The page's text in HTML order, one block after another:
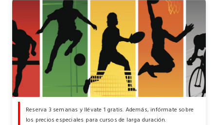
Reserva 3 semanas y llévate 1 gratis. Además, infórmate sobre
los precios especiales para cursos de larga duración.